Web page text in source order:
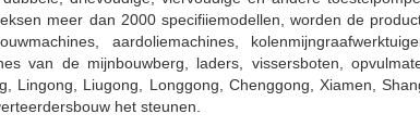
meer dan 2000 specifiiemodellen, worden de
aardoliemachines,
van de mijnbouwberg, laders, vissersboten,
Lingong, Liugong, Longgong, Chenggong, Xiamen,
het steunen.